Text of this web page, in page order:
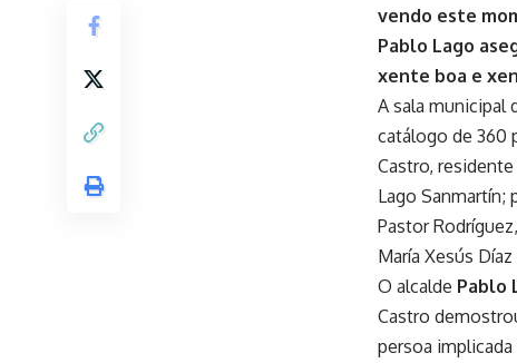
vendo este
Pablo Lago
xente boa e
A sala municipal
catálogo de 360
Castro,
Lago Sanmartín;
Pastor
María Xesús
O alcalde Pablo
Castro
persoa